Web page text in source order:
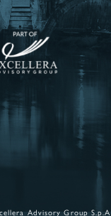
Advisory Group S.p.A